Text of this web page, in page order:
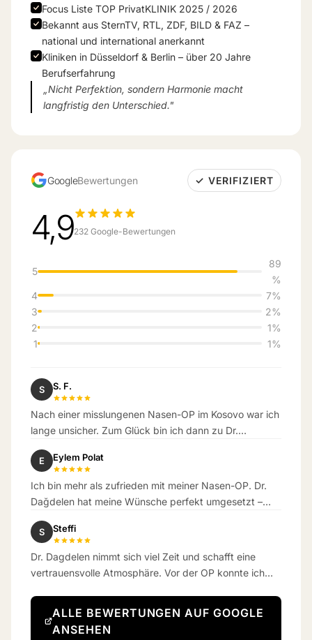
Focus Liste TOP PrivatKLINIK 2025 / 2026
Bekannt aus SternTV, RTL, ZDF, BILD & FAZ –
national und international anerkannt
Kliniken in Düsseldorf & Berlin – über 20 Jahre
Berufserfahrung
„Nicht Perfektion, sondern Harmonie macht
langfristig den Unterschied."
GoogleBewertungen ✓ VERIFIZIERT
4,9232 Google-Bewertungen
5
89
%
4
7%
3
2%
2
1%
1
1%
S S. F.
Nach einer misslungenen Nasen-OP im Kosovo war ich
lange unsicher. Zum Glück bin ich dann zu Dr.
Erwartungen übertroffen.
E Eylem Polat
Ich bin mehr als zufrieden mit meiner Nasen-OP. Dr.
Dağdelen hat meine Wünsche perfekt umgesetzt –
S Steffi
Dr. Dagdelen nimmt sich viel Zeit und schafft eine
vertrauensvolle Atmosphäre. Vor der OP konnte ich
bekomme ich richtig gut Luft.
ALLE BEWERTUNGEN AUF GOOGLE
ANSEHEN